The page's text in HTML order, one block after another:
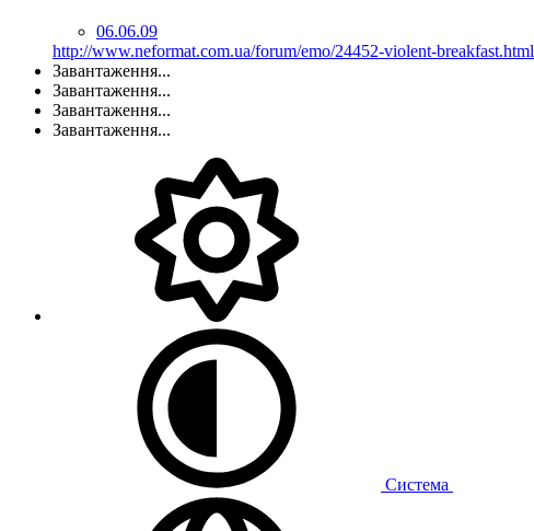
06.06.09
http://www.neformat.com.ua/forum/emo/24452-violent-breakfast.html
Завантаження...
Завантаження...
Завантаження...
Завантаження...
Система